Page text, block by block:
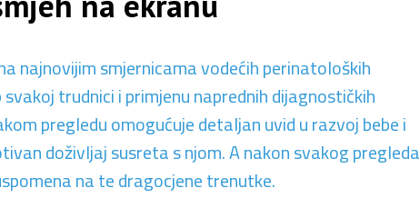
najnovijim smjernicama vodećih perinatoloških
trudnici i primjenu naprednih dijagnostičkih
pregledu omogućuje detaljan uvid u razvoj bebe i
doživljaj susreta s njom. A nakon svakog pregleda
na te dragocjene trenutke.